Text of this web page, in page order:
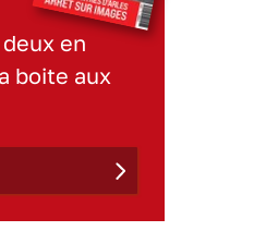
en
boite aux